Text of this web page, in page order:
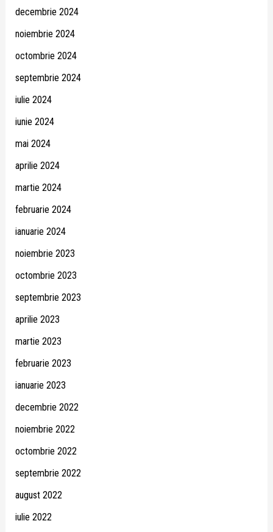
decembrie 2024
noiembrie 2024
octombrie 2024
septembrie 2024
iulie 2024
iunie 2024
mai 2024
aprilie 2024
martie 2024
februarie 2024
ianuarie 2024
noiembrie 2023
octombrie 2023
septembrie 2023
aprilie 2023
martie 2023
februarie 2023
ianuarie 2023
decembrie 2022
noiembrie 2022
octombrie 2022
septembrie 2022
august 2022
iulie 2022